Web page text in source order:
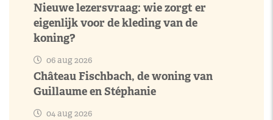
Nieuwe lezersvraag: wie zorgt er
eigenlijk voor de kleding van de
koning?
06 aug 2026
Château Fischbach, de woning van
Guillaume en Stéphanie
04 aug 2026